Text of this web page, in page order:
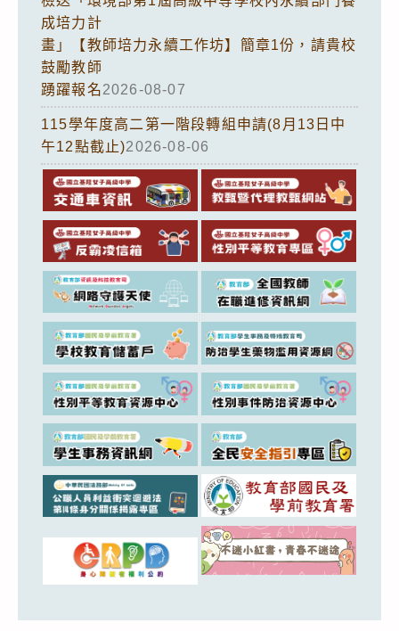
成培力計
畫」【教師培力永續工作坊】簡章1份，請貴校
鼓勵教師
踴躍報名2026-08-07
115學年度高二第一階段轉組申請(8月13日中
午12點截止)2026-08-06